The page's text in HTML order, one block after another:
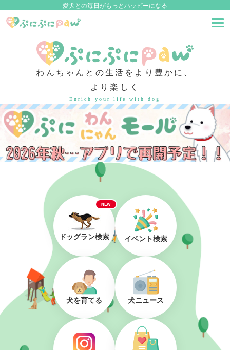
愛犬との毎日がもっとハッピーになる
わんちゃんとの生活をより豊かに、
より楽しく
Enrich your life with dog
NEW
ドッグラン検索 イベント検索
犬を育てる 犬ニュース